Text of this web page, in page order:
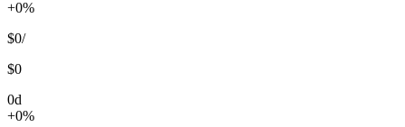
+0%
$0/
$0
0d
+0%